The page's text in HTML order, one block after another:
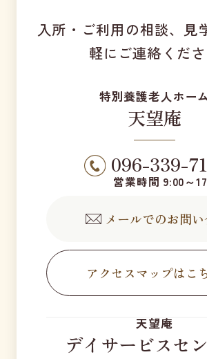
入所・ご利用の相談、見
軽にご連絡くだ
特別養護老人ホーム
天望庵
096-339-
営業時間 9:00～
メールでのお問
アクセスマップはこ
天望庵
デイサービスセ